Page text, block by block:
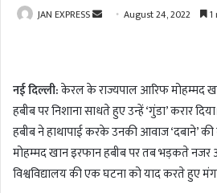
JAN EXPRESS
a
n
e
m
a
August 24, 2022
नई दिल्ली:केरल के राज्यपाल आरिफ मोहम्मद
हबीब पर निशाना साधते हुए उन्हें ‘गुंडा’ करार
हबीब ने हाथापाई करके उनकी आवाज ‘दबाने’
मोहम्मद खान इरफान हबीब पर तब भड़कते
विश्वविद्यालय की एक घटना को याद करते हुए